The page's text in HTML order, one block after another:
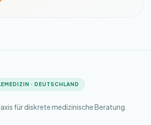
· DEUTSCHLAND
für diskrete medizinische Beratung.